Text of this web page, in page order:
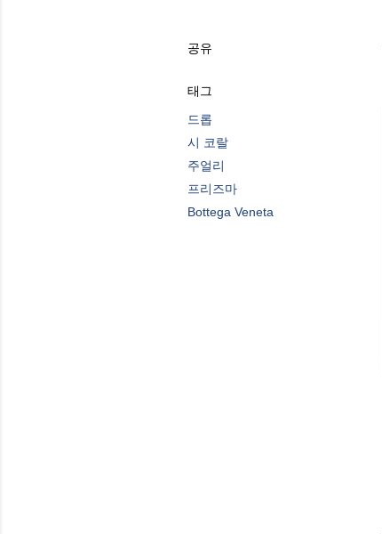
공유
태그
드롭
시 코랄
주얼리
프리즈마
Bottega Veneta